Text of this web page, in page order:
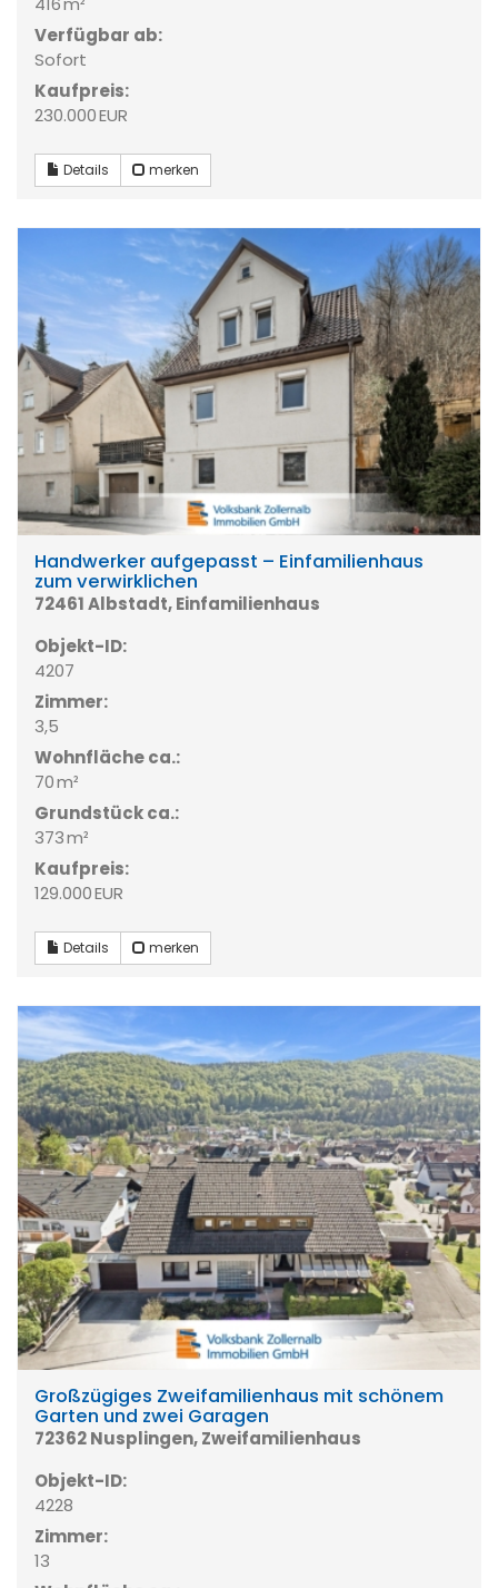
Verfügbar ab:
Sofort
Kaufpreis:
230.000 EUR
Details merken
Handwerker aufgepasst – Einfamilienhaus
zum verwirklichen
72461 Albstadt, Einfamilienhaus
Objekt-ID:
4207
Zimmer:
3,5
Wohnfläche ca.:
70 m²
Grund­stück ca.:
373 m²
Kaufpreis:
129.000 EUR
Details merken
Großzügiges Zweifamilienhaus mit schönem
Garten und zwei Garagen
72362 Nusplingen, Zweifamilienhaus
Objekt-ID:
4228
Zimmer:
13